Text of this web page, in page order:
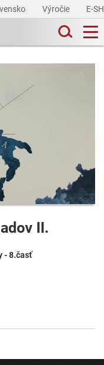
Výročie E-
II.
- 8.časť